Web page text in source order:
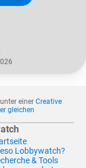
einer Creative
gleichen
Lobbywatch?
& Tools